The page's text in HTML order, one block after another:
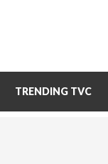
TRENDING TVC